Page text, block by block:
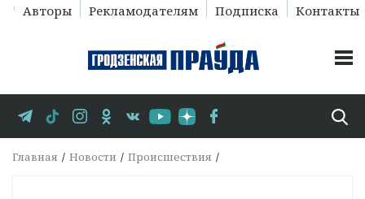
Авторы Рекламодателям Подписка Контакты
Главная Новости Происшествия